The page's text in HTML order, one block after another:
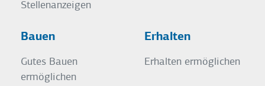
Stellenanzeigen
Bauen
Gutes Bauen
ermöglichen
Erhalten
Erhalten ermöglichen